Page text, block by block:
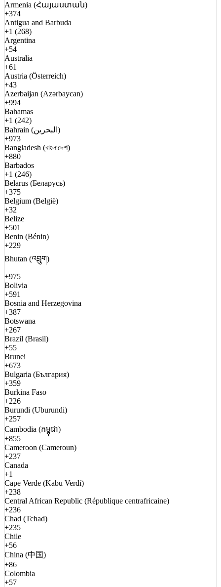
Armenia (Հայաստան)
+374
Antigua and Barbuda
+1 (268)
Argentina
+54
Australia
+61
Austria (Österreich)
+43
Azerbaijan (Azərbaycan)
+994
Bahamas
+1 (242)
Bahrain (البحرين)
+973
Bangladesh (বাংলাদেশ)
+880
Barbados
+1 (246)
Belarus (Беларусь)
+375
Belgium (België)
+32
Belize
+501
Benin (Bénin)
+229
Bhutan (འབྲུག)
+975
Bolivia
+591
Bosnia and Herzegovina
+387
Botswana
+267
Brazil (Brasil)
+55
Brunei
+673
Bulgaria (България)
+359
Burkina Faso
+226
Burundi (Uburundi)
+257
Cambodia (កម្ពុជា)
+855
Cameroon (Cameroun)
+237
Canada
+1
Cape Verde (Kabu Verdi)
+238
Central African Republic (République centrafricaine)
+236
Chad (Tchad)
+235
Chile
+56
China (中国)
+86
Colombia
+57